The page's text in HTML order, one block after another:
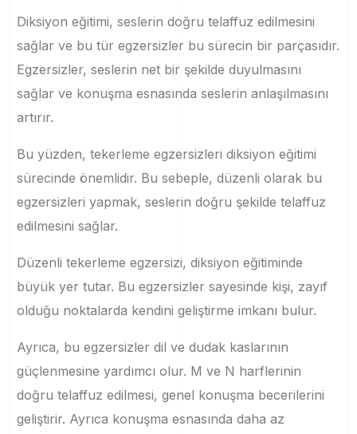
Diksiyon eğitimi, seslerin doğru telaffuz edilmesini
sağlar ve bu tür egzersizler bu sürecin bir parçasıdır.
Egzersizler, seslerin net bir şekilde duyulmasını
sağlar ve konuşma esnasında seslerin anlaşılmasını
artırır.
Bu yüzden, tekerleme egzersizleri diksiyon eğitimi
sürecinde önemlidir. Bu sebeple, düzenli olarak bu
egzersizleri yapmak, seslerin doğru şekilde telaffuz
edilmesini sağlar.
Düzenli tekerleme egzersizi, diksiyon eğitiminde
büyük yer tutar. Bu egzersizler sayesinde kişi, zayıf
olduğu noktalarda kendini geliştirme imkanı bulur.
Ayrıca, bu egzersizler dil ve dudak kaslarının
güçlenmesine yardımcı olur. M ve N harflerinin
doğru telaffuz edilmesi, genel konuşma becerilerini
geliştirir. Ayrıca konuşma esnasında daha az